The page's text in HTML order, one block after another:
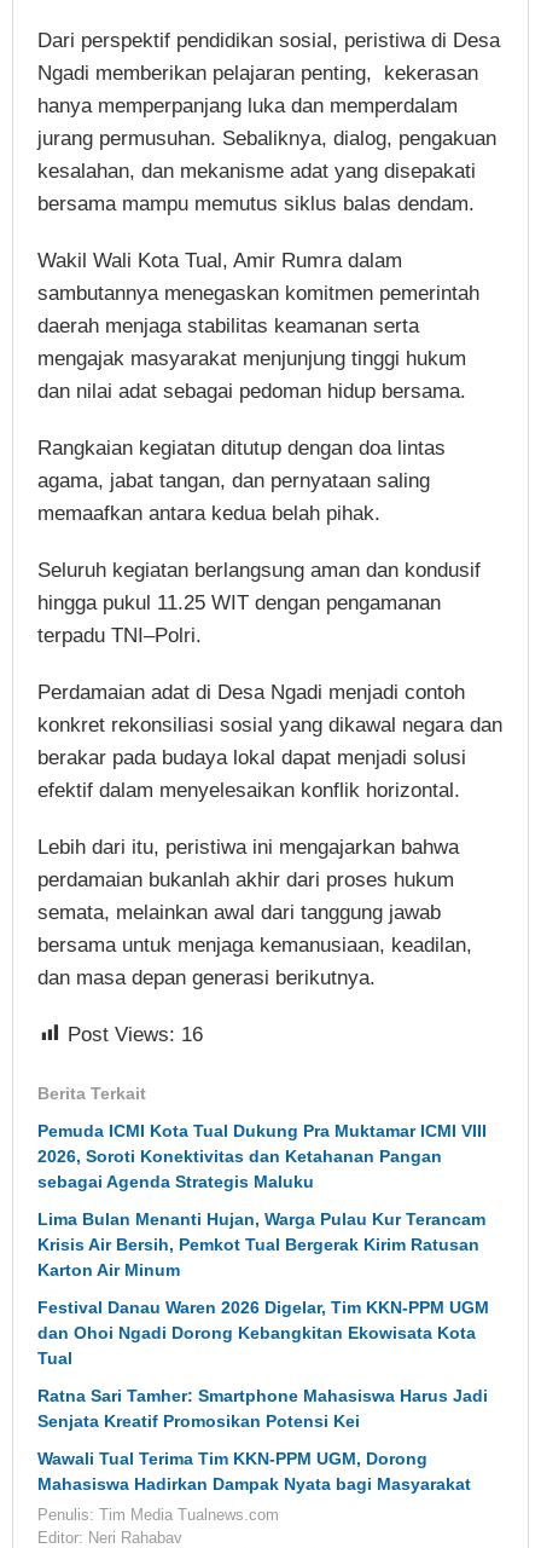
Dari perspektif pendidikan sosial, peristiwa di Desa
Ngadi memberikan pelajaran penting, kekerasan
hanya memperpanjang luka dan memperdalam
jurang permusuhan. Sebaliknya, dialog, pengakuan
kesalahan, dan mekanisme adat yang disepakati
bersama mampu memutus siklus balas dendam.
Wakil Wali Kota Tual, Amir Rumra dalam
sambutannya menegaskan komitmen pemerintah
daerah menjaga stabilitas keamanan serta
mengajak masyarakat menjunjung tinggi hukum
dan nilai adat sebagai pedoman hidup bersama.
Rangkaian kegiatan ditutup dengan doa lintas
agama, jabat tangan, dan pernyataan saling
memaafkan antara kedua belah pihak.
Seluruh kegiatan berlangsung aman dan kondusif
hingga pukul 11.25 WIT dengan pengamanan
terpadu TNI–Polri.
Perdamaian adat di Desa Ngadi menjadi contoh
konkret rekonsiliasi sosial yang dikawal negara dan
berakar pada budaya lokal dapat menjadi solusi
efektif dalam menyelesaikan konflik horizontal.
Lebih dari itu, peristiwa ini mengajarkan bahwa
perdamaian bukanlah akhir dari proses hukum
semata, melainkan awal dari tanggung jawab
bersama untuk menjaga kemanusiaan, keadilan,
dan masa depan generasi berikutnya.
Post Views: 16
Berita Terkait
Pemuda ICMI Kota Tual Dukung Pra Muktamar ICMI VIII
2026, Soroti Konektivitas dan Ketahanan Pangan
sebagai Agenda Strategis Maluku
Lima Bulan Menanti Hujan, Warga Pulau Kur Terancam
Krisis Air Bersih, Pemkot Tual Bergerak Kirim Ratusan
Karton Air Minum
Festival Danau Waren 2026 Digelar, Tim KKN-PPM UGM
dan Ohoi Ngadi Dorong Kebangkitan Ekowisata Kota
Tual
Ratna Sari Tamher: Smartphone Mahasiswa Harus Jadi
Senjata Kreatif Promosikan Potensi Kei
Wawali Tual Terima Tim KKN-PPM UGM, Dorong
Mahasiswa Hadirkan Dampak Nyata bagi Masyarakat
Penulis: Tim Media Tualnews.com
Editor: Neri Rahabav